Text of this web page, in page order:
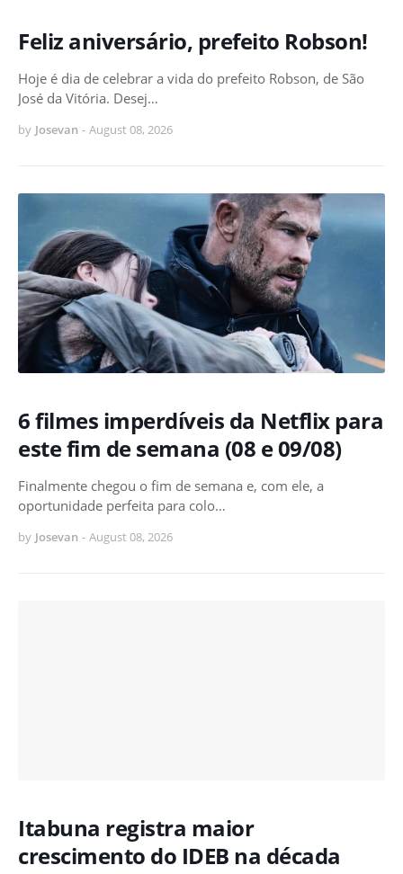
Feliz aniversário, prefeito Robson!
Hoje é dia de celebrar a vida do prefeito Robson, de São
José da Vitória. Desej…
by Josevan - August 08, 2026
6 filmes imperdíveis da Netflix para
este fim de semana (08 e 09/08)
Finalmente chegou o fim de semana e, com ele, a
oportunidade perfeita para colo…
by Josevan - August 08, 2026
Itabuna registra maior
crescimento do IDEB na década